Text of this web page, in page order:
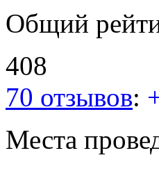
Общий
408
70 отзывов:
Места